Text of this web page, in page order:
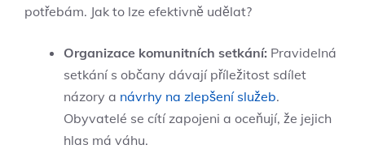
potřebám. Jak to lze efektivně udělat?
Organizace komunitních setkání: Pravidelná
setkání s občany dávají příležitost sdílet
názory a návrhy na zlepšení služeb.
Obyvatelé se cítí zapojeni a oceňují, že jejich
hlas má váhu.